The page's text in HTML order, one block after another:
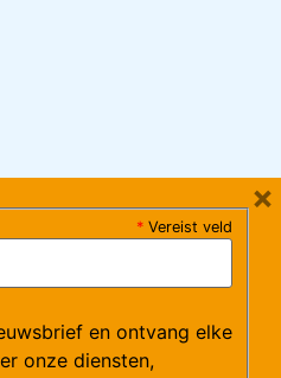
17:15 uur / vrijdag
* Vereist veld
en ontvang elke
onze diensten,
×